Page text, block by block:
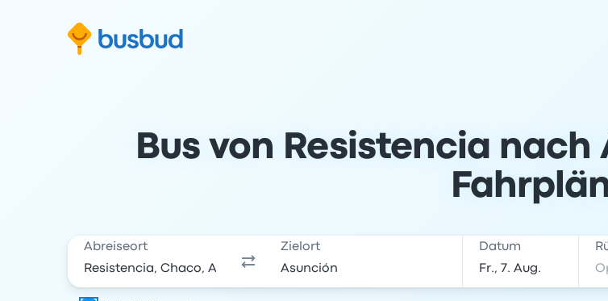
Suchformular springen
Zum Inhalt springen
Zur Fußzeile springen
Bus von Resistencia nach
Abreiseort Zielort Datum